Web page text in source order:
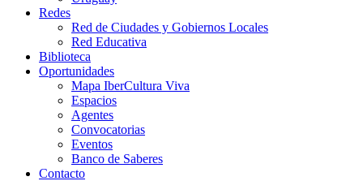
Redes
Red de Ciudades y Gobiernos Locales
Red Educativa
Biblioteca
Oportunidades
Mapa IberCultura Viva
Espacios
Agentes
Convocatorias
Eventos
Banco de Saberes
Contacto